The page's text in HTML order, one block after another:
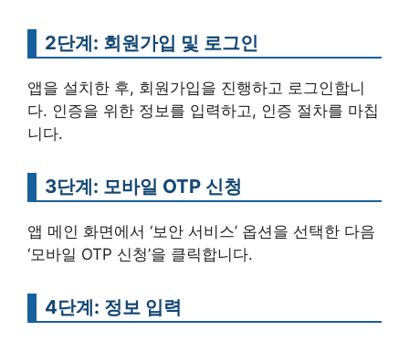
2단계: 회원가입 및 로그인
앱을 설치한 후, 회원가입을 진행하고 로그인합니
다. 인증을 위한 정보를 입력하고, 인증 절차를 마칩
니다.
3단계: 모바일 OTP 신청
앱 메인 화면에서 ‘보안 서비스’ 옵션을 선택한 다음
‘모바일 OTP 신청’을 클릭합니다.
4단계: 정보 입력